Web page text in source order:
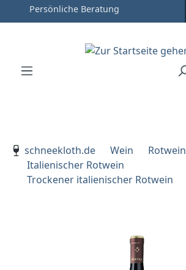
Zum Hauptinhalt springen
Zur Hauptnavigation springen
schneekloth.de
Wein
Rotwein
Italienischer Rotwein
Trockener italienischer Rotwein
Bildergalerie überspringen